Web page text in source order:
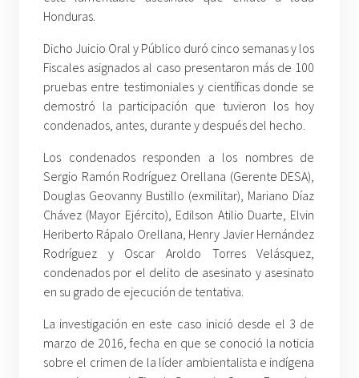
Honduras.
Dicho Juicio Oral y Público duró cinco semanas y los
Fiscales asignados al caso presentaron más de 100
pruebas entre testimoniales y científicas donde se
demostró la participación que tuvieron los hoy
condenados, antes, durante y después del hecho.
Los condenados responden a los nombres de
Sergio Ramón Rodríguez Orellana (Gerente DESA),
Douglas Geovanny Bustillo (exmilitar), Mariano Díaz
Chávez (Mayor Ejército), Edilson Atilio Duarte, Elvin
Heriberto Rápalo Orellana, Henry Javier Hernández
Rodríguez y Oscar Aroldo Torres Velásquez,
condenados por el delito de asesinato y asesinato
en su grado de ejecución de tentativa.
La investigación en este caso inició desde el 3 de
marzo de 2016, fecha en que se conoció la noticia
sobre el crimen de la líder ambientalista e indígena